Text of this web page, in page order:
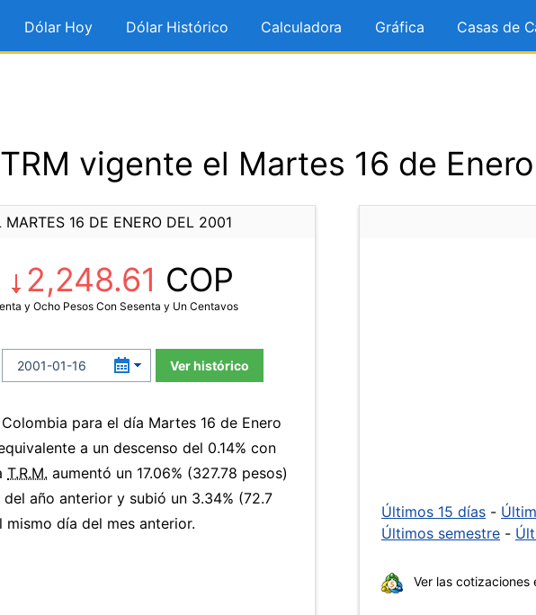
Dólar Hoy Dólar Histórico Calculadora Gráfica Casas de
TRM vigente el Martes 16 de
16 DE ENERO DEL 2001
2,248.61 COP
y Ocho Pesos Con Sesenta y Un Centavos
Ver histórico
para el día Martes 16 de Enero
a un descenso del 0.14% con
T.R.M. aumentó un 17.06% (327.78 pesos)
año anterior y subió un 3.34% (72.7
día del mes anterior.
Últimos 15 días -
Últimos semestre -
Ver las cotizaciones